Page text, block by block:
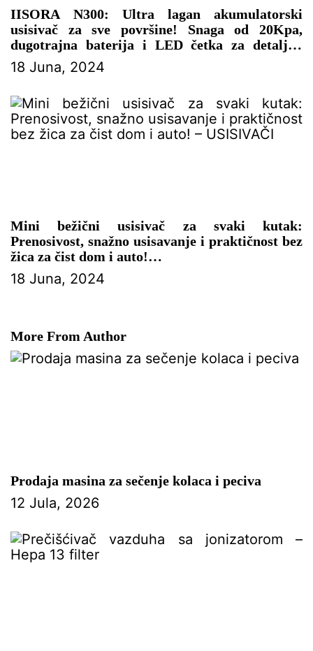
IISORA N300: Ultra lagan akumulatorski
usisivač za sve površine! Snaga od 20Kpa,
dugotrajna baterija i LED četka za detaljno
čišćenje.
18 Juna, 2024
Mini bežični usisivač za svaki kutak:
Prenosivost, snažno usisavanje i praktičnost bez
žica za čist dom i auto!
– USISIVAČI
18 Juna, 2024
More From Author
Prodaja masina za sečenje kolaca i peciva
12 Jula, 2026